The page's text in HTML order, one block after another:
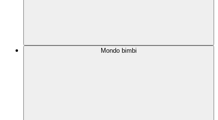
Mondo bimbi